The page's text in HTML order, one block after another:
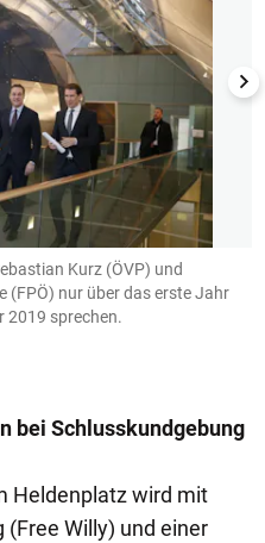
Kurz (ÖVP) und
(FPÖ) nur über das erste Jahr
2019 sprechen.
bei Schlusskundgebung
Heldenplatz wird mit
Willy) und einer